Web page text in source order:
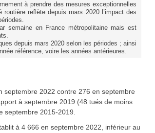
à prendre des mesures exceptionnelles
reflète depuis mars 2020 l’impact des
semaine en France métropolitaine mais est
depuis mars 2020 selon les périodes ; ainsi
référence, voire les années antérieures.
septembre 2022 contre 276 en septembre
à septembre 2019 (48 tués de moins
septembre 2015-2019.
à 4 666 en septembre 2022, inférieur au